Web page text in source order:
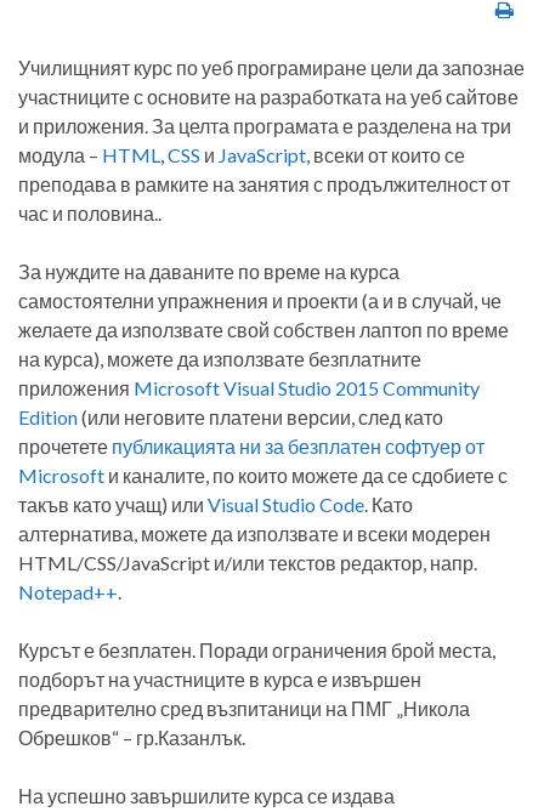
Училищният курс по уеб програмиране цели да запознае
участниците с основите на разработката на уеб сайтове
и приложения. За целта програмата е разделена на три
модула – HTML,CSS и JavaScript, всеки от които се
преподава в рамките на занятия с продължителност от
час и половина..
За нуждите на даваните по време на курса
самостоятелни упражнения и проекти (а и в случай, че
желаете да използвате свой собствен лаптоп по време
на курса), можете да използвате безплатните
приложения Microsoft Visual Studio 2015 Community
Edition(или неговите платени версии, след като
прочетете публикацията ни за безплатен софтуер от
Microsoft и каналите, по които можете да се сдобиете с
такъв като учащ) или Visual Studio Code. Като
алтернатива, можете да използвате и всеки модерен
HTML/CSS/JavaScript и/или текстов редактор, напр.
Notepad++.
Курсът е безплатен. Поради ограничения брой места,
подборът на участниците в курса е извършен
предварително сред възпитаници на ПМГ „Никола
Обрешков“ – гр.Казанлък.
На успешно завършилите курса се издава